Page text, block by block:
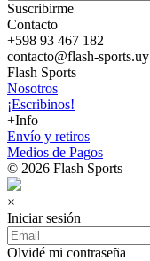
Suscribirme
Contacto
+598 93 467 182
contacto@flash-sports.uy
Flash Sports
Nosotros
¡Escribinos!
+Info
Envío y retiros
Medios de Pagos
© 2026 Flash Sports
×
Iniciar sesión
Olvidé mi contraseña